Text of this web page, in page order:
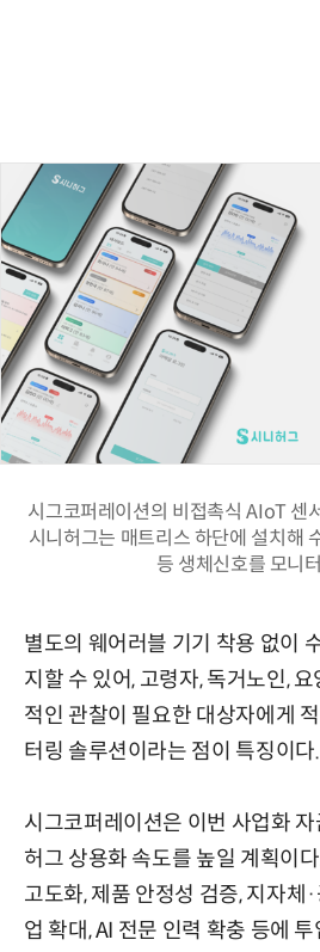
시그코퍼레이션의 비접촉식 AIoT 센
시니허그는 매트리스 하단에 설치해
등 생체신호를 모니
별도의 웨어러블 기기 착용 없이
지할 수 있어, 고령자, 독거노인,
적인 관찰이 필요한 대상자에게
터링 솔루션이라는 점이 특징이다.
시그코퍼레이션은 이번 사업화 자
허그 상용화 속도를 높일 계획이
고도화, 제품 안정성 검증, 지자체
업 확대, AI 전문 인력 확충 등에